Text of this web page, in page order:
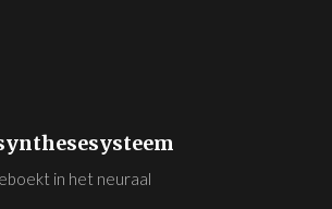
in het neuraal